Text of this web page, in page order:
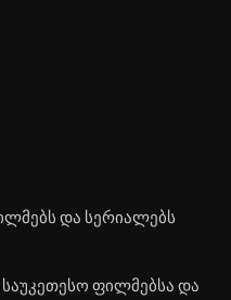
და სერიალებს
ფილმებსა და